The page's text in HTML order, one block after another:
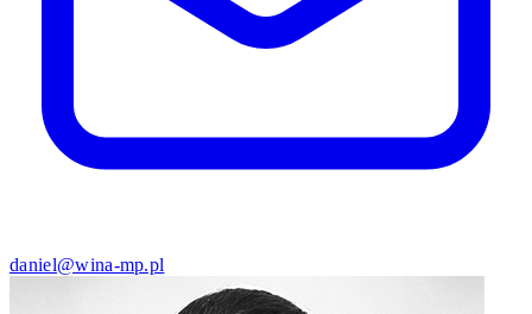
daniel@wina-mp.pl